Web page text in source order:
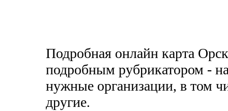
Подробная онлайн карта
подробным рубрикатором -
нужные организации, в том
другие.